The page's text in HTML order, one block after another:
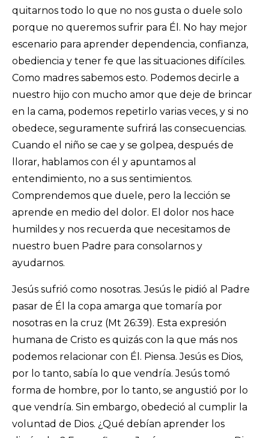
quitarnos todo lo que no nos gusta o duele solo
porque no queremos sufrir para Él. No hay mejor
escenario para aprender dependencia, confianza,
obediencia y tener fe que las situaciones difíciles.
Como madres sabemos esto. Podemos decirle a
nuestro hijo con mucho amor que deje de brincar
en la cama, podemos repetirlo varias veces, y si no
obedece, seguramente sufrirá las consecuencias.
Cuando el niño se cae y se golpea, después de
llorar, hablamos con él y apuntamos al
entendimiento, no a sus sentimientos.
Comprendemos que duele, pero la lección se
aprende en medio del dolor. El dolor nos hace
humildes y nos recuerda que necesitamos de
nuestro buen Padre para consolarnos y
ayudarnos.
Jesús sufrió como nosotras. Jesús le pidió al Padre
pasar de Él la copa amarga que tomaría por
nosotras en la cruz (Mt 26:39). Esta expresión
humana de Cristo es quizás con la que más nos
podemos relacionar con Él. Piensa. Jesús es Dios,
por lo tanto, sabía lo que vendría. Jesús tomó
forma de hombre, por lo tanto, se angustió por lo
que vendría. Sin embargo, obedeció al cumplir la
voluntad de Dios. ¿Qué debían aprender los